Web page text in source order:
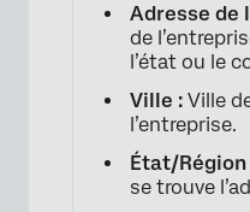
Adresse de
de
l’état ou le
Ville : Ville
l’entreprise.
État/Région
se trouve